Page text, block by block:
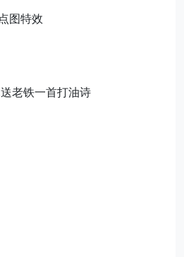
图特效
老铁一首打油诗